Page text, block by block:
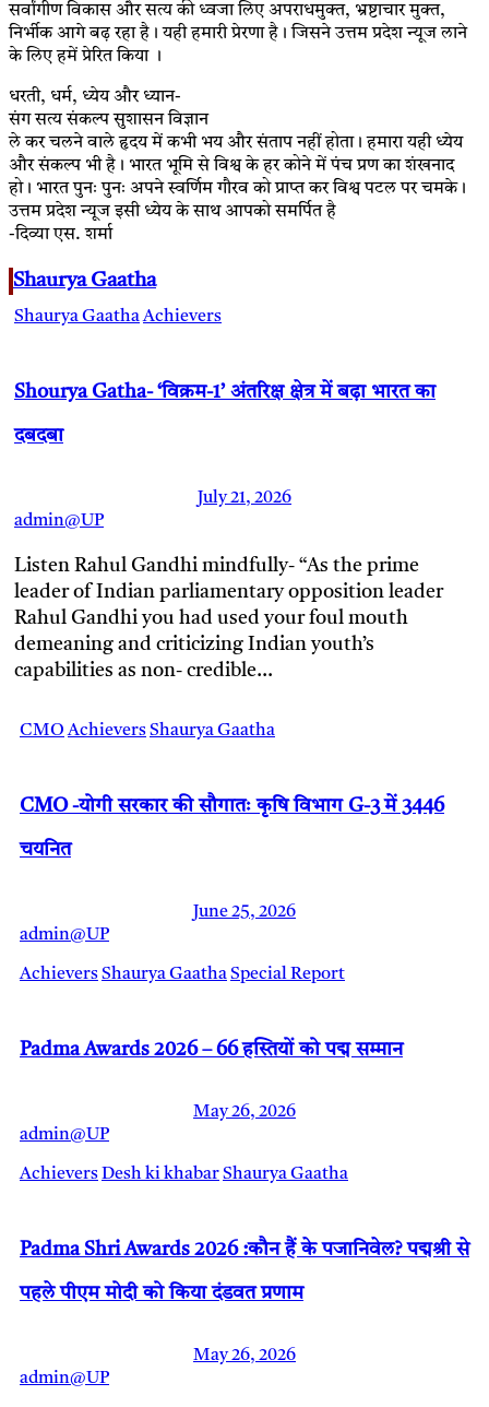
सर्वांगीण विकास और सत्य की ध्वजा लिए अपराधमुक्त, भ्रष्टाचार मुक्त,
निर्भीक आगे बढ़ रहा है। यही हमारी प्रेरणा है। जिसने उत्तम प्रदेश न्यूज लाने
के लिए हमें प्रेरित किया ।
धरती, धर्म, ध्येय और ध्यान-
संग सत्य संकल्प सुशासन विज्ञान
ले कर चलने वाले हृदय में कभी भय और संताप नहीं होता। हमारा यही ध्येय
और संकल्प भी है। भारत भूमि से विश्व के हर कोने में पंच प्रण का शंखनाद
हो। भारत पुनः पुनः अपने स्वर्णिम गौरव को प्राप्त कर विश्व पटल पर चमके।
उत्तम प्रदेश न्यूज इसी ध्येय के साथ आपको समर्पित है
-दिव्या एस. शर्मा
Shaurya Gaatha
Shaurya GaathaAchievers
Shourya Gatha- ‘विक्रम-1’ अंतरिक्ष क्षेत्र में बढ़ा भारत का
दबदबा
July 21, 2026
admin@UP
Listen Rahul Gandhi mindfully- “As the prime
leader of Indian parliamentary opposition leader
Rahul Gandhi you had used your foul mouth
demeaning and criticizing Indian youth’s
capabilities as non- credible…
CMO AchieversShaurya Gaatha
CMO -योगी सरकार की सौगातः कृषि विभाग G-3 में 3446
चयनित
June 25, 2026
admin@UP
AchieversShaurya GaathaSpecial Report
Padma Awards 2026 – 66 हस्तियों को पद्म सम्मान
May 26, 2026
admin@UP
AchieversDesh ki khabarShaurya Gaatha
Padma Shri Awards 2026 :कौन हैं के पजानिवेल? पद्मश्री से
पहले पीएम मोदी को किया दंडवत प्रणाम
May 26, 2026
admin@UP